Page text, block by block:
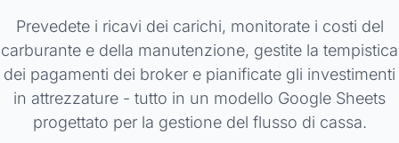
Prevedete i ricavi dei carichi, monitorate i costi del
carburante e della manutenzione, gestite la tempistica
dei pagamenti dei broker e pianificate gli investimenti
in attrezzature - tutto in un modello Google Sheets
progettato per la gestione del flusso di cassa.